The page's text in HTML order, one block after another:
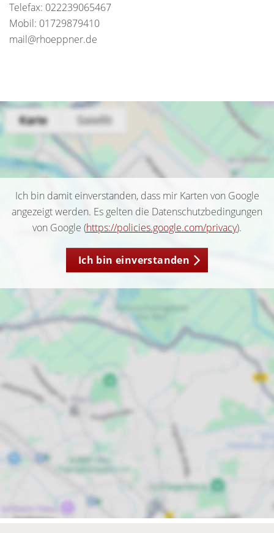
Telefax: 022239065467
Mobil: 01729879410
mail@rhoeppner.de
Ich bin damit einverstanden, dass mir Karten von Google
angezeigt werden. Es gelten die Datenschutzbedingungen
von Google (https://policies.google.com/privacy).
Ich bin einverstanden